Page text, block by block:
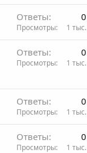
Ответы 0
Просмотры 1 тыс.
Ответы 0
Просмотры 1 тыс.
Ответы 0
Просмотры 1 тыс.
Ответы 0
Просмотры 1 тыс.